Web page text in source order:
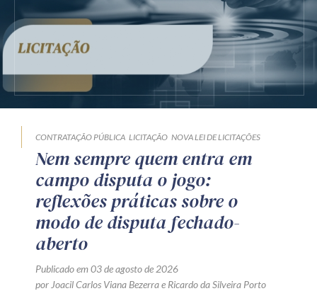
CONTRATAÇÃO PÚBLICA LICITAÇÃO NOVA LEI DE LICITAÇÕES
Nem sempre quem entra em
campo disputa o jogo:
reflexões práticas sobre o
modo de disputa fechado-
aberto
Publicado em 03 de agosto de 2026
por Joacil Carlos Viana Bezerrae Ricardo da Silveira Porto